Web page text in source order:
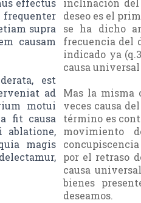
effectus
supra
causam
est
ad
motui
fit causa
magis
inclinación del
deseo es el
se ha dicho
frecuencia del
indicado ya
causa
Mas la misma
veces causa
término es
movimiento
por el retraso
causa
bienes
deseamos.